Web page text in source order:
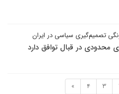
تصمیم‌گیری سیاسی در ایران
محدودی در قبال توافق دارد
3
4
»